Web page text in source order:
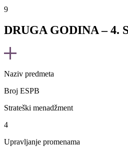
9
DRUGA GODINA – 4.
Naziv predmeta
Broj ESPB
Strateški menadžment
4
Upravljanje promenama